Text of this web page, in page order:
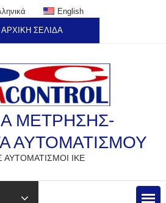
English
ΑΡΧΙΚΗ ΣΕΛΙΔΑ
ΜΕΤΡΗΣΗΣ-
ΑΥΤΟΜΑΤΙΣΜΟΥ
ΑΥΤΟΜΑΤΙΣΜΟΙ ΙΚΕ